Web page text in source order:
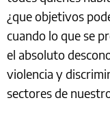
¿que objetivos
cuando lo que se
el absoluto
violencia y
sectores de